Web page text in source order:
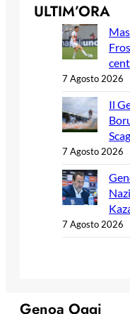
ULTIM’ORA
7 Agosto 2026
Il
7 Agosto 2026
7 Agosto 2026
Genoa Oggi